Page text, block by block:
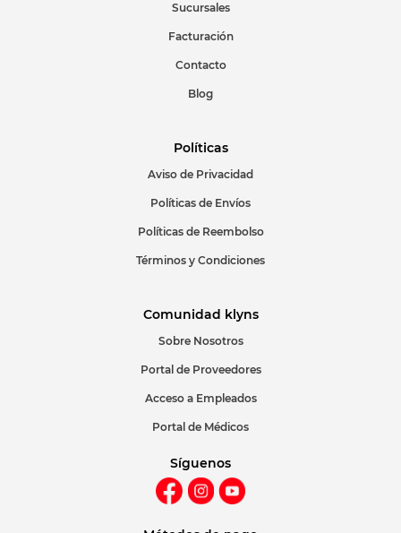
ENVIAR COMENTARIO
Sucursales
Facturación
Contacto
Blog
Políticas
Aviso de Privacidad
Políticas de Envíos
Políticas de Reembolso
Términos y Condiciones
Comunidad klyns
Sobre Nosotros
Portal de Proveedores
Acceso a Empleados
Portal de Médicos
Síguenos